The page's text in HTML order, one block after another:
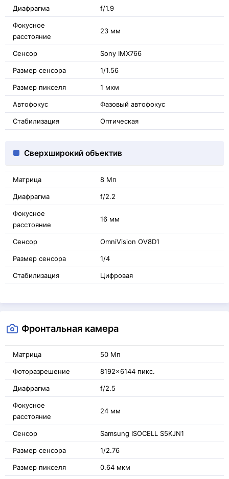
Диафрагма f/1.9
Фокусное
расстояние
23 мм
Сенсор Sony IMX766
Размер сенсора 1/1.56
Размер пикселя 1 мкм
Автофокус Фазовый автофокус
Стабилизация Оптическая
Сверхширокий объектив
Матрица 8 Мп
Диафрагма f/2.2
Фокусное
расстояние
16 мм
Сенсор OmniVision OV8D1
Размер сенсора 1/4
Стабилизация Цифровая
Фронтальная камера
Матрица 50 Мп
Фоторазрешение 8192x6144 пикс.
Диафрагма f/2.5
Фокусное
расстояние
24 мм
Сенсор Samsung ISOCELL S5KJN1
Размер сенсора 1/2.76
Размер пикселя 0.64 мкм